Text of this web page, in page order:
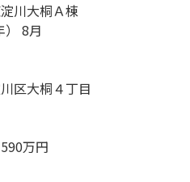
川大桐Ａ棟
） 8月
区大桐４丁目
万円